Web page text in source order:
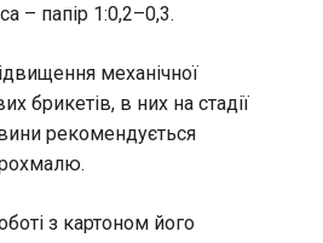
– папір 1:0,2–0,3.
механічної
брикетів, в них на стадії
рекомендується
з картоном його